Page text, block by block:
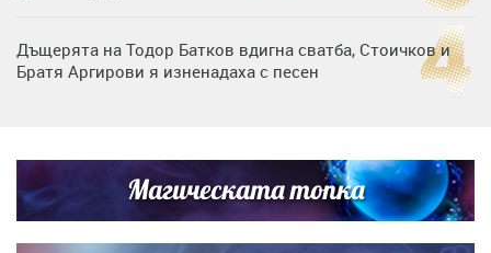
Дъщерята на Тодор Батков вдигна сватба, Стоичков и
Братя Аргирови я изненадаха с песен
Списъкът е ясен: Джей Ло и Риана във ВИП гостите на
сватбата на Роналдо
Магическата топка